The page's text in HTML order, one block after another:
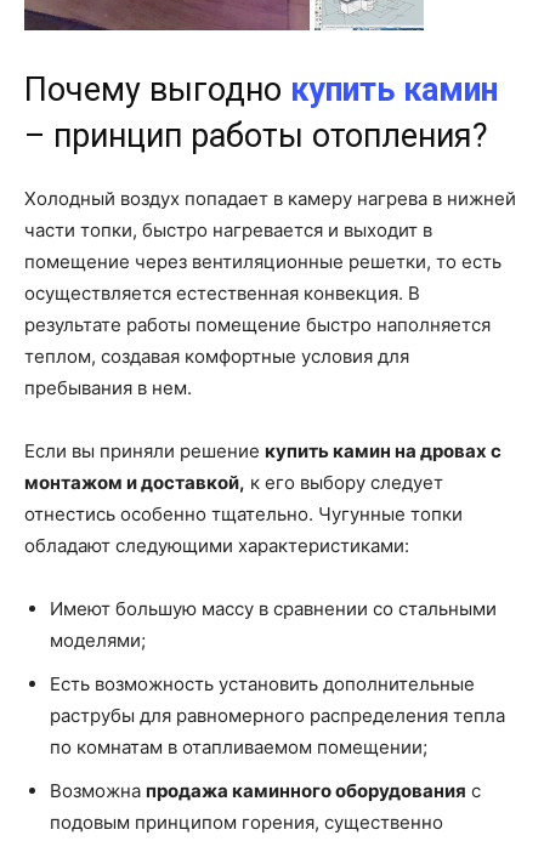
Почему выгодно купить камин
– принцип работы отопления?
Холодный воздух попадает в камеру нагрева в нижней
части топки, быстро нагревается и выходит в
помещение через вентиляционные решетки, то есть
осуществляется естественная конвекция. В
результате работы помещение быстро наполняется
теплом, создавая комфортные условия для
пребывания в нем.
Если вы приняли решение купить камин на дровах с
монтажом и доставкой, к его выбору следует
отнестись особенно тщательно. Чугунные топки
обладают следующими характеристиками:
Имеют большую массу в сравнении со стальными
моделями;
Есть возможность установить дополнительные
раструбы для равномерного распределения тепла
по комнатам в отапливаемом помещении;
Возможна продажа каминного оборудования с
подовым принципом горения, существенно